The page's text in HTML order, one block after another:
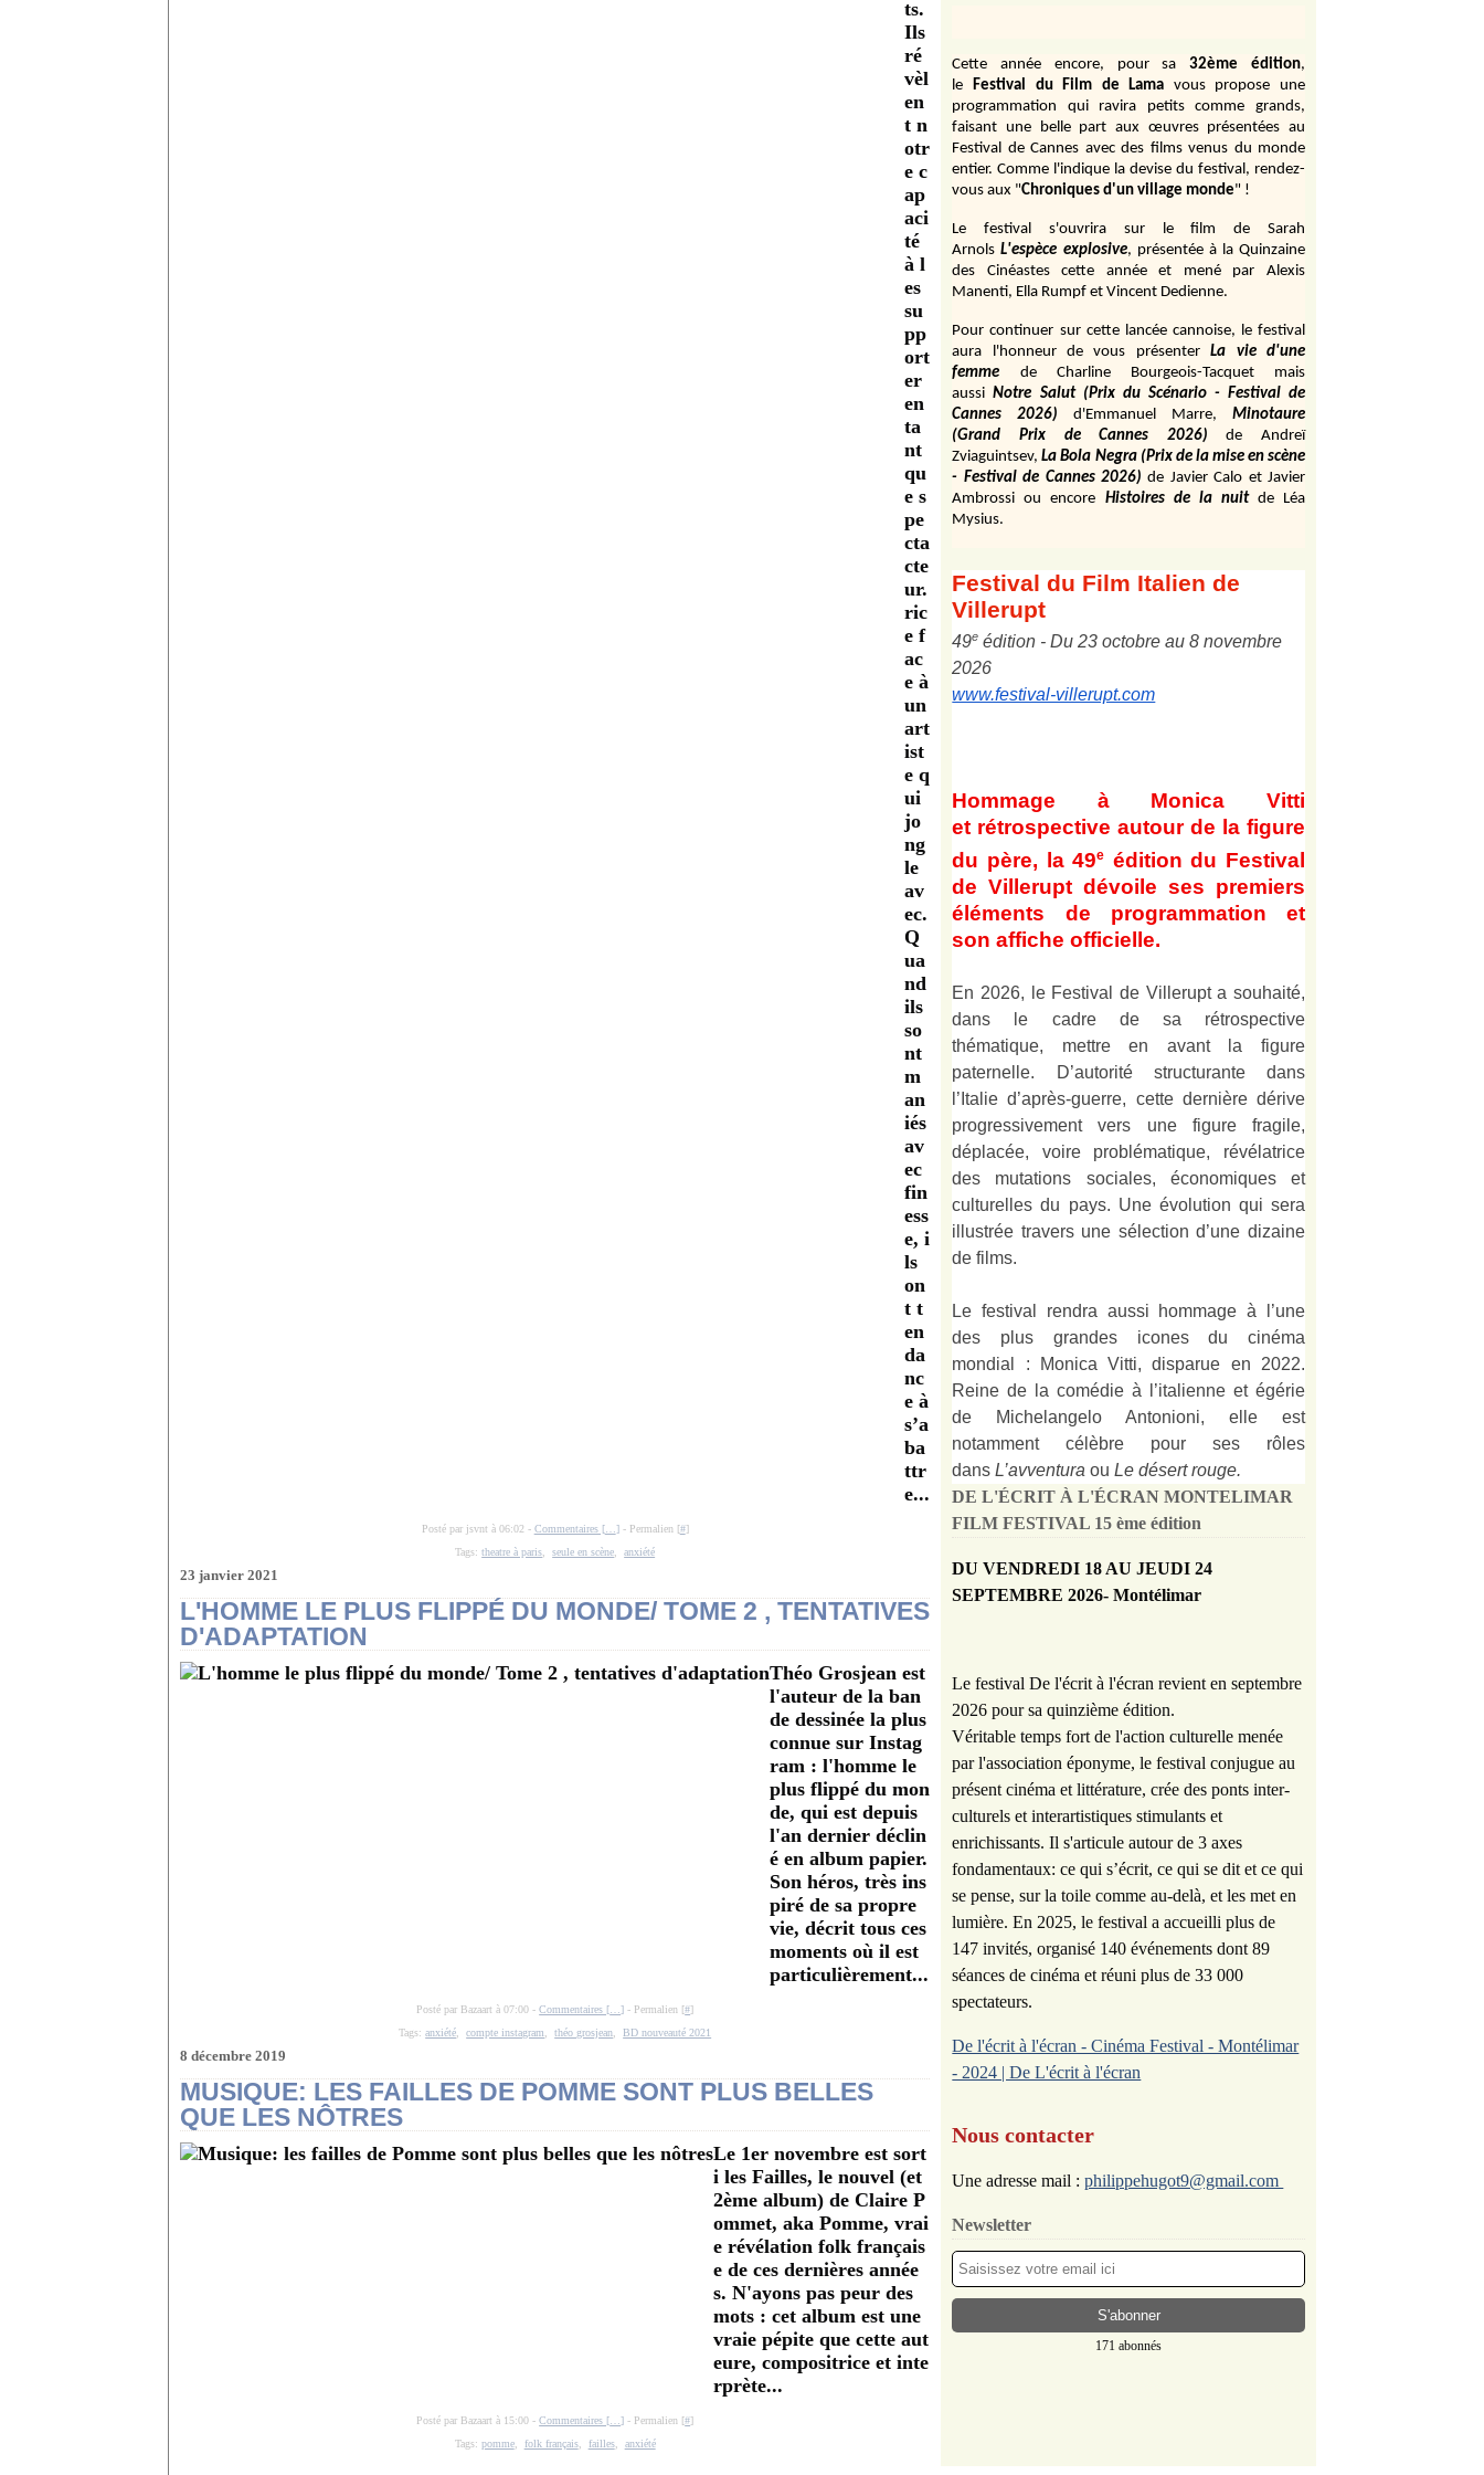
ts.
Ils
ré
vèl
en
t n
otr
e c
ap
aci
té
à l
es
su
pp
ort
er
en
ta
nt
qu
e s
pe
cta
cte
ur.
ric
e f
ac
e à
un
art
ist
e q
ui
jo
ng
le
av
ec.
Q
ua
nd
ils
so
nt
m
an
iés
av
ec
fin
ess
e, i
ls
on
t t
en
da
nc
e à
s’a
ba
ttr
e...
Posté par jsvnt à 06:02 - Commentaires [… ]- Permalien [#]
Tags:theatre à paris ,seule en scène ,anxiété
23 janvier 2021
L'HOMME LE PLUS FLIPPÉ DU MONDE/ TOME 2 , TENTATIVES
D'ADAPTATION
Théo Grosjean est
l'auteur de la ban
de dessinée la plus
connue sur Instag
ram : l'homme le
plus flippé du mon
de, qui est depuis
l'an dernier déclin
é en album papier.
Son héros, très ins
piré de sa propre
vie, décrit tous ces
moments où il est
particulièrement...
Posté par Bazaart à 07:00 -Commentaires [ …] - Permalien [#]
Tags:anxiété ,compte instagram ,théo grosjean ,BD nouveauté 2021
8 décembre 2019
MUSIQUE: LES FAILLES DE POMME SONT PLUS BELLES
QUE LES NÔTRES
Le 1er novembre est sort
i les Failles, le nouvel (et
2ème album) de Claire P
ommet, aka Pomme, vrai
e révélation folk français
e de ces dernières année
s. N'ayons pas peur des
mots : cet album est une
vraie pépite que cette aut
eure, compositrice et inte
rprète...
Posté par Bazaart à 15:00 -Commentaires [ …] - Permalien [#]
Tags: pomme, folk français, failles, anxiété
Cette année encore, pour sa 32ème édition,
le Festival du Film de Lama vous propose une
programmation qui ravira petits comme grands,
faisant une belle part aux œuvres présentées au
Festival de Cannes avec des films venus du monde
entier. Comme l'indique la devise du festival, rendez-
vous aux "Chroniques d'un village monde" !
Le festival s'ouvrira sur le film de Sarah
Arnols L'espèce explosive, présentée à la Quinzaine
des Cinéastes cette année et mené par Alexis
Manenti, Ella Rumpf et Vincent Dedienne.
Pour continuer sur cette lancée cannoise, le festival
aura l'honneur de vous présenter
La vie d'une
femme
de Charline Bourgeois-Tacquet
mais
aussi Notre Salut (Prix du Scénario - Festival de
Cannes 2026)
d'Emmanuel Marre,
Minotaure
(Grand Prix de Cannes 2026)
de Andreï
Zviaguintsev,La Bola Negra (Prix de la mise en scène
- Festival de Cannes 2026) de Javier Calo et Javier
Ambrossi ou encore Histoires de la nuit de Léa
Mysius.
Festival du Film Italien de
Villerupt
49e édition - Du 23 octobre au 8 novembre
2026
www.festival-villerupt.com
Hommage à Monica Vitti
et rétrospective autour de la figure
du père, la 49e édition du Festival
de Villerupt dévoile ses premiers
éléments de programmation et
son affiche officielle.
En 2026, le Festival de Villerupt a souhaité,
dans le cadre de sa rétrospective
thématique, mettre en avant la figure
paternelle. D’autorité structurante dans
l’Italie d’après-guerre, cette dernière dérive
progressivement vers une figure fragile,
déplacée, voire problématique, révélatrice
des mutations sociales, économiques et
culturelles du pays. Une évolution qui sera
illustrée travers une sélection d’une dizaine
de films.
Le festival rendra aussi hommage à l’une
des plus grandes icones du cinéma
mondial : Monica Vitti, disparue en 2022.
Reine de la comédie à l’italienne et égérie
de Michelangelo Antonioni, elle est
notamment célèbre pour ses rôles
dans L’avventura ou Le désert rouge.
DE L'ÉCRIT À L'ÉCRAN MONTELIMAR
FILM FESTIVAL 15 ème édition
DU VENDREDI 18 AU JEUDI 24
SEPTEMBRE 2026- Montélimar
Le festival De l'écrit à l'écran revient en septembre
2026 pour sa quinzième édition.
Véritable temps fort de l'action culturelle menée
par l'association éponyme, le festival conjugue au
présent cinéma et littérature, crée des ponts inter-
culturels et interartistiques stimulants et
enrichissants. Il s'articule autour de 3 axes
fondamentaux: ce qui s’écrit, ce qui se dit et ce qui
se pense, sur la toile comme au-delà, et les met en
lumière. En 2025, le festival a accueilli plus de
147 invités, organisé 140 événements dont 89
séances de cinéma et réuni plus de 33 000
spectateurs.
De l'écrit à l'écran - Cinéma Festival - Montélimar
- 2024 | De L'écrit à l'écran
Nous contacter
Une adresse mail :philippehugot9@gmail.com
Newsletter
171 abonnés